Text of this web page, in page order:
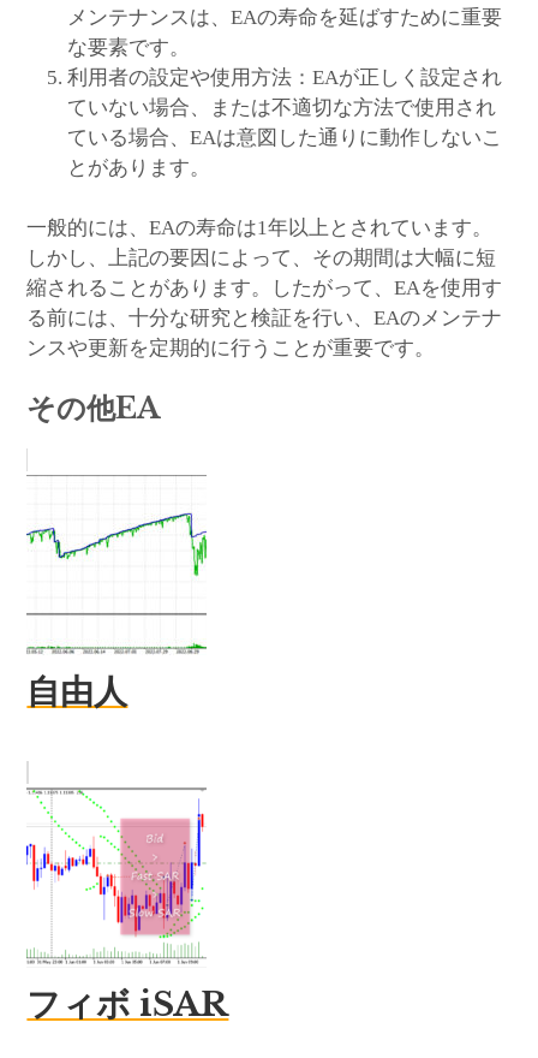
メンテナンスは、EAの寿命を延ばすために重要
な要素です。
利用者の設定や使用方法：EAが正しく設定され
ていない場合、または不適切な方法で使用され
ている場合、EAは意図した通りに動作しないこ
とがあります。
一般的には、EAの寿命は1年以上とされています。
しかし、上記の要因によって、その期間は大幅に短
縮されることがあります。したがって、EAを使用す
る前には、十分な研究と検証を行い、EAのメンテナ
ンスや更新を定期的に行うことが重要です。
その他EA
自由人
フィボ iSAR